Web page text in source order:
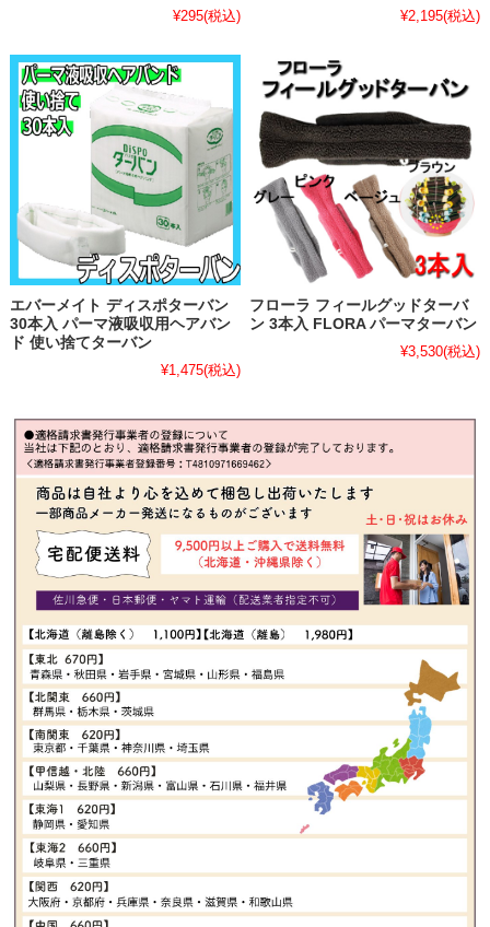
¥295(税込)
¥2,195(税込)
エバーメイト ディスポターバン
30本入 パーマ液吸収用ヘアバン
ド 使い捨てターバン
¥1,475(税込)
フローラ フィールグッドターバ
ン 3本入 FLORA パーマターバン
¥3,530(税込)